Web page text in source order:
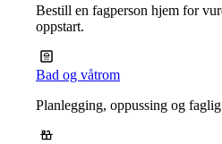
Bestill en fagperson hjem for
oppstart.
Bad og våtrom
Planlegging, oppussing og